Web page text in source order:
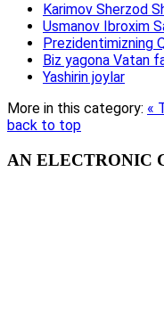
Karimov Sherzod
Usmanov Ibroxim
Prezidentimizning
Biz yagona Vatan
Yashirin joylar
More in this category: «
back to top
AN ELECTRONIC